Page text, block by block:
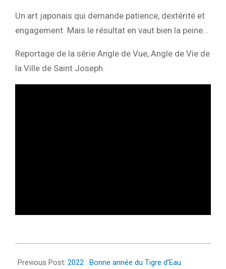
Un art japonais qui demande patience, dextérité et
engagement. Mais le résultat en vaut bien la peine…
Reportage de la série Angle de Vue, Angle de Vie de
la Ville de Saint Joseph.
02-
Previous Post: 2022 : Bonne année du Tigre d’Eau